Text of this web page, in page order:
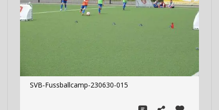
SVB-Fussballcamp-230630-015